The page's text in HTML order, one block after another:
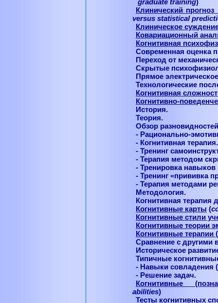
graduate training)
Клинический
versus statistical
Клиническое
Ковариационный
Когнитивная
Современная оценка
Переход от
Скрытые
Прямое
Технологические
Когнитивная
Когнитивно-
История.
Теория.
Обзор
- Рационально-
- Когнитивная терапия.
- Тренинг
- Терапия методом
- Тренировка навыков
- Тренинг «прививка
- Терапия методами
Методология.
Когнитивная терапия
Когнитивные карты (
Когнитивные стили
Когнитивные теории
Когнитивные терапии (
Сравнение с другими
Историческое
Типичные
- Навыки совладения
- Решение задач.
Когнитивные
abilities)
Тесты когнитивных